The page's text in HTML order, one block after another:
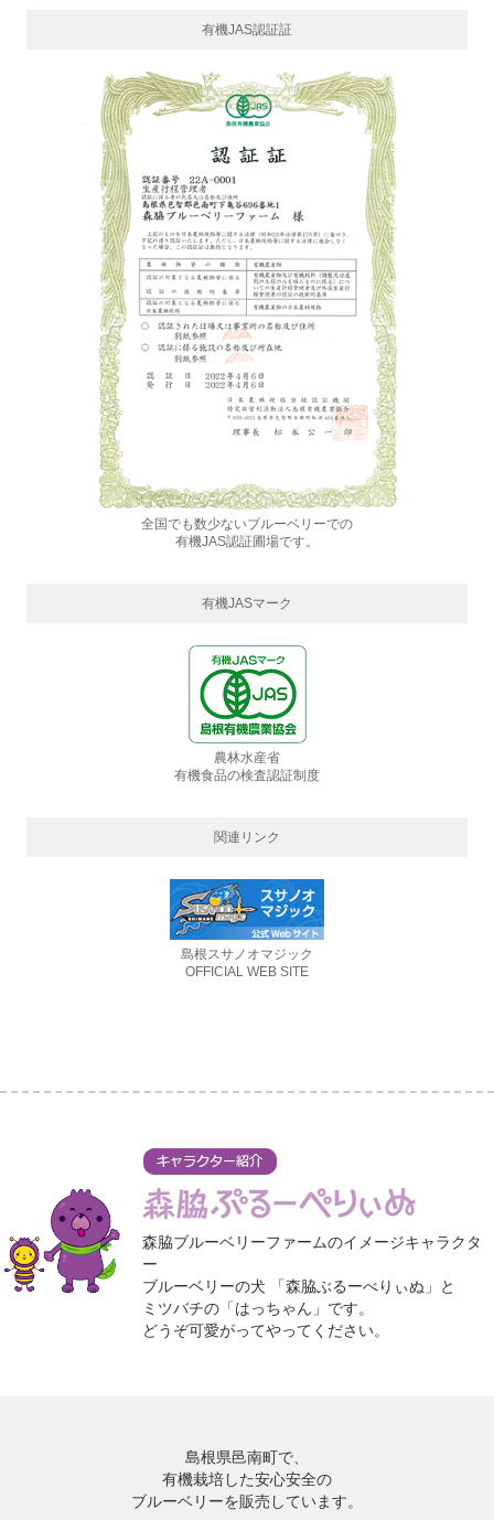
有機JAS認証証
全国でも数少ないブルーベリーでの
有機JAS認証圃場です。
有機JASマーク
農林水産省
有機食品の検査認証制度
関連リンク
島根スサノオマジック
OFFICIAL WEB SITE
森脇ブルーベリーファームのイメージキャラクタ
ー
ブルーベリーの犬 「森脇ぶるーべりぃぬ」と
ミツバチの「はっちゃん」です。
どうぞ可愛がってやってください。
島根県邑南町で、
有機栽培した安心安全の
ブルーベリーを販売しています。